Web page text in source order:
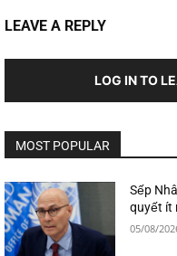
LEAVE A REPLY
LOG IN TO
MOST POPULAR
Sếp
quyết ít
05/08/